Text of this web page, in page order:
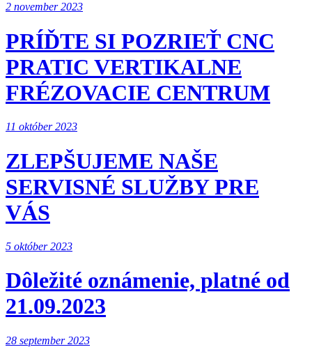
2 november 2023
PRÍĎTE SI POZRIEŤ CNC
PRATIC VERTIKALNE
FRÉZOVACIE CENTRUM
11 október 2023
ZLEPŠUJEME NAŠE
SERVISNÉ SLUŽBY PRE
VÁS
5 október 2023
Dôležité oznámenie, platné od
21.09.2023
28 september 2023